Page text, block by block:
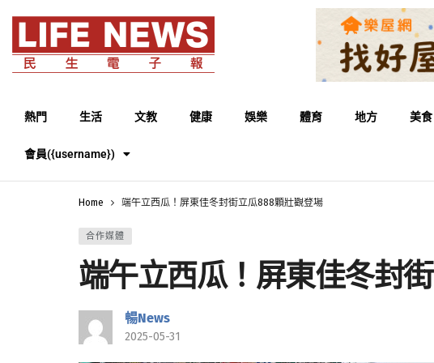
熱門 生活 文教 健康 娛樂 體育 地方 美食
會員({username})
Home 端午立西瓜！屏東佳冬封街立瓜888顆壯觀登場
合作媒體
端午立西瓜！屏東佳冬封
暢News
2025-05-31